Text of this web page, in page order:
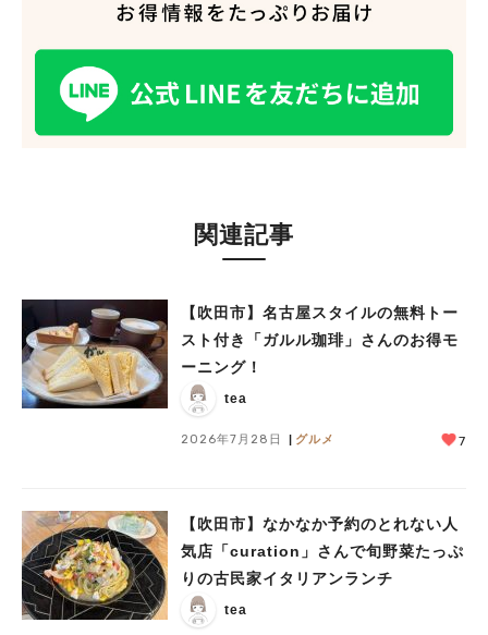
関連記事
【吹田市】名古屋スタイルの無料トー
スト付き「ガルル珈琲」さんのお得モ
ーニング！
tea
2026年7月28日 グルメ 7
【吹田市】なかなか予約のとれない人
気店「curation」さんで旬野菜たっぷ
りの古民家イタリアンランチ
tea